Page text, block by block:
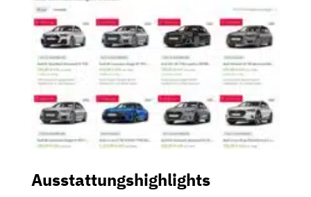
Ausstattungshighlights